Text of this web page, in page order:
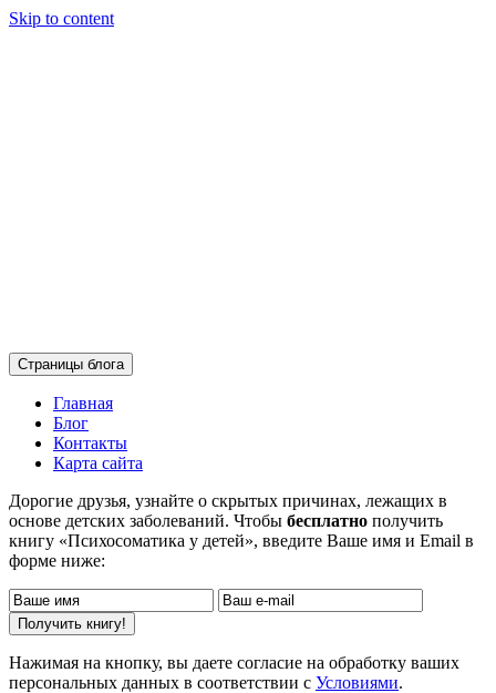
Skip to content
Страницы блога
Главная
Блог
Контакты
Карта сайта
Дорогие друзья, узнайте о скрытых причинах, лежащих в
основе детских заболеваний. Чтобы бесплатно получить
книгу «Психосоматика у детей», введите Ваше имя и Email в
форме ниже:
Нажимая на кнопку, вы даете согласие на обработку ваших
персональных данных в соответствии с Условиями.